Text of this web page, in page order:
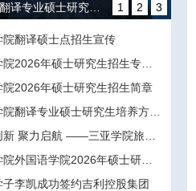
1 2 3
院翻译硕士点招生宣传
年硕士研究生招生专业目录及参考书目
院2026年硕士研究生招生简章
译专业硕士研究生培养方向和导师团队介绍
力启航 ——三亚学院旅游与大健康学院正式揭牌成立
语学院2026年硕士研究生拟录取名单公示公告（一志愿）
子李凯成功签约吉利控股集团